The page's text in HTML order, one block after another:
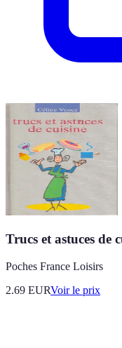
Trucs et astuces de
Poches France Loisirs
2.69 EURVoir le prix